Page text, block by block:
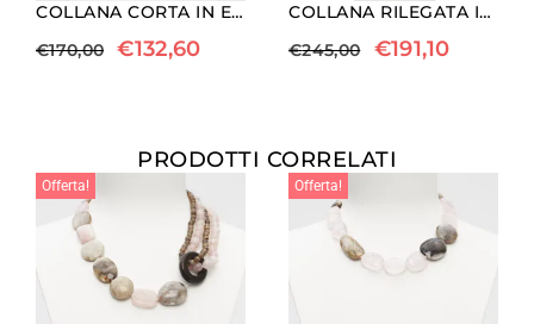
COLLANA CORTA IN EMATOIDE, AMETISTA E PIETRA DI LUNA
€170,00 €132,60
COLLANA RILEGATA IN EMATOIDE, AMETISTA E PIETRA DI LUNA
€245,00 €191,10
PRODOTTI CORRELATI
Offerta! Offerta!